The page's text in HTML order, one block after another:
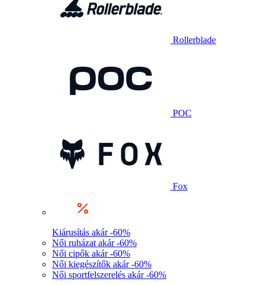
Rollerblade
POC
Fox
Kiárusítás akár -60%
Női ruházat akár -60%
Női cipők akár -60%
Női kiegészítők akár -60%
Női sportfelszerelés akár -60%